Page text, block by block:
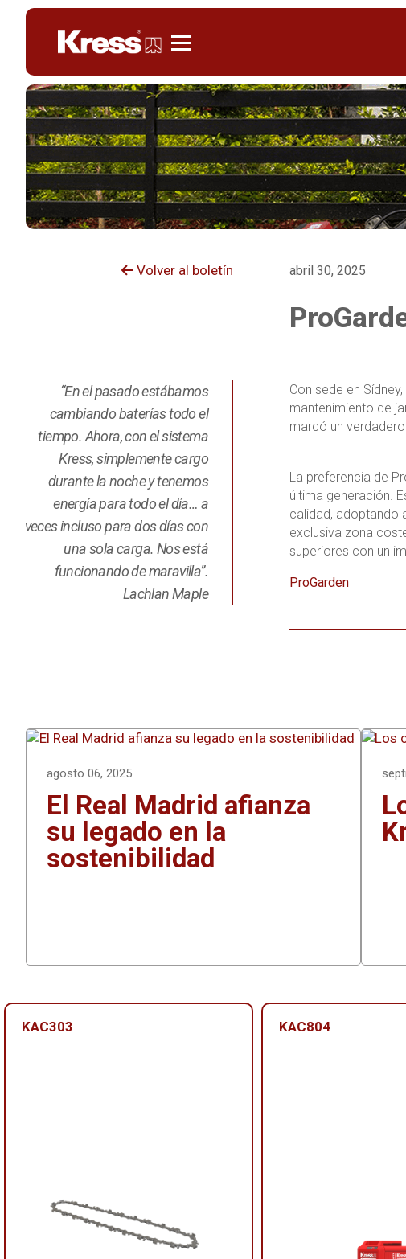
Volver al boletín abril 30, 2025
“En el pasado estábamos
cambiando baterías todo el
tiempo. Ahora, con el sistema
Kress, simplemente cargo
durante la noche y tenemos
energía para todo el día… a
veces incluso para dos días con
una sola carga. Nos está
funcionando de maravilla”.
Lachlan Maple
Con sede en
mantenimiento de
marcó un
La preferencia de
última generación.
calidad, adoptando
exclusiva zona
superiores con un
ProGarden
agosto 06, 2025
El Real Madrid afianza
su legado en la
sostenibilidad
KAC303 KAC804